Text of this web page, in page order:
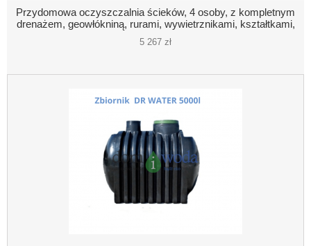
Przydomowa oczyszczalnia ścieków, 4 osoby, z kompletnym
drenażem, geowłókniną, rurami, wywietrznikami, kształtkami,
studzienką - trzykomorowa
5 267 zł